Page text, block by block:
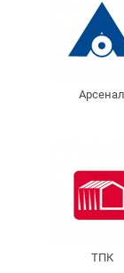
Арсенал
ТПК